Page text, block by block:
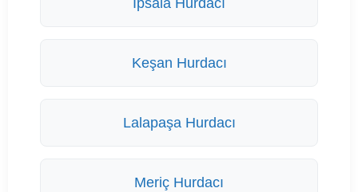
İpsala Hurdacı
Keşan Hurdacı
Lalapaşa Hurdacı
Meriç Hurdacı